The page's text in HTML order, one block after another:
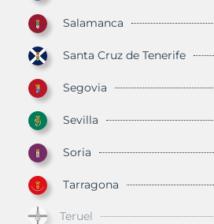
Salamanca
Santa Cruz de Tenerife
Segovia
Sevilla
Soria
Tarragona
Teruel